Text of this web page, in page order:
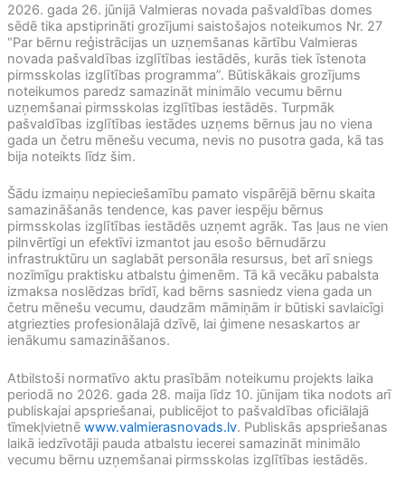
2026. gada 26. jūnijā Valmieras novada pašvaldības domes
sēdē tika apstiprināti grozījumi saistošajos noteikumos Nr. 27
“Par bērnu reģistrācijas un uzņemšanas kārtību Valmieras
novada pašvaldības izglītības iestādēs, kurās tiek īstenota
pirmsskolas izglītības programma”. Būtiskākais grozījums
noteikumos paredz samazināt minimālo vecumu bērnu
uzņemšanai pirmsskolas izglītības iestādēs. Turpmāk
pašvaldības izglītības iestādes uzņems bērnus jau no viena
gada un četru mēnešu vecuma, nevis no pusotra gada, kā tas
bija noteikts līdz šim.
Šādu izmaiņu nepieciešamību pamato vispārējā bērnu skaita
samazināšanās tendence, kas paver iespēju bērnus
pirmsskolas izglītības iestādēs uzņemt agrāk. Tas ļaus ne vien
pilnvērtīgi un efektīvi izmantot jau esošo bērnudārzu
infrastruktūru un saglabāt personāla resursus, bet arī sniegs
nozīmīgu praktisku atbalstu ģimenēm. Tā kā vecāku pabalsta
izmaksa noslēdzas brīdī, kad bērns sasniedz viena gada un
četru mēnešu vecumu, daudzām māmiņām ir būtiski savlaicīgi
atgriezties profesionālajā dzīvē, lai ģimene nesaskartos ar
ienākumu samazināšanos.
Atbilstoši normatīvo aktu prasībām noteikumu projekts laika
periodā no 2026. gada 28. maija līdz 10. jūnijam tika nodots arī
publiskajai apspriešanai, publicējot to pašvaldības oficiālajā
tīmekļvietnē www.valmierasnovads.lv. Publiskās apspriešanas
laikā iedzīvotāji pauda atbalstu iecerei samazināt minimālo
vecumu bērnu uzņemšanai pirmsskolas izglītības iestādēs.